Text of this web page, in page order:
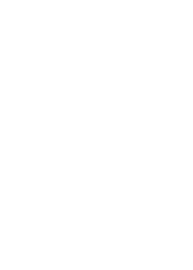
sensorer til en
er viderevarsling fra